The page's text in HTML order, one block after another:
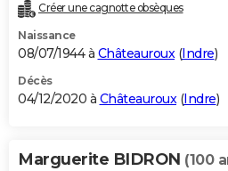
Créer une cagnotte obsèques
Naissance
08/07/1944 à Châteauroux(Indre)
Décès
04/12/2020 à Châteauroux(Indre)
Marguerite BIDRON (100